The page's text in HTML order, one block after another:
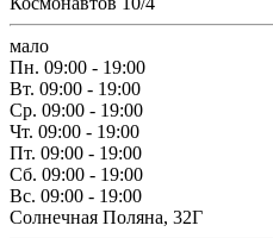
мало
Пн. 09:00 - 19:00
Вт. 09:00 - 19:00
Ср. 09:00 - 19:00
Чт. 09:00 - 19:00
Пт. 09:00 - 19:00
Сб. 09:00 - 19:00
Вс. 09:00 - 19:00
Солнечная Поляна, 32Г